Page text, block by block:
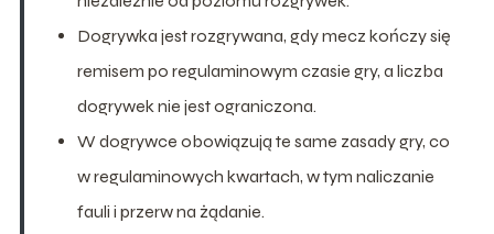
Dogrywka jest rozgrywana, gdy mecz kończy się
remisem po regulaminowym czasie gry, a liczba
dogrywek nie jest ograniczona.
W dogrywce obowiązują te same zasady gry, co
w regulaminowych kwartach, w tym naliczanie
fauli i przerw na żądanie.